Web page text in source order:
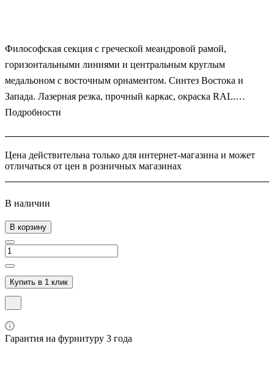
Философская секция с греческой меандровой рамой,
горизонтальными линиями и центральным круглым
медальоном с восточным орнаментом. Синтез Востока и
Запада. Лазерная резка, прочный каркас, окраска RAL.
Гениальный диалог культур для вашего участка.
Подробности
Цена действительна только для интернет-магазина и может
отличаться от цен в розничных магазинах
В наличии
В корзину
Купить в 1 клик
Гарантия на фурнитуру 3 года